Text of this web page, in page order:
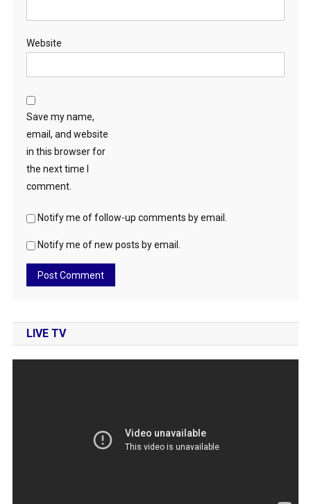
Website
Save my name,
email, and website
in this browser for
the next time I
comment.
Notify me of follow-up comments by email.
Notify me of new posts by email.
LIVE TV